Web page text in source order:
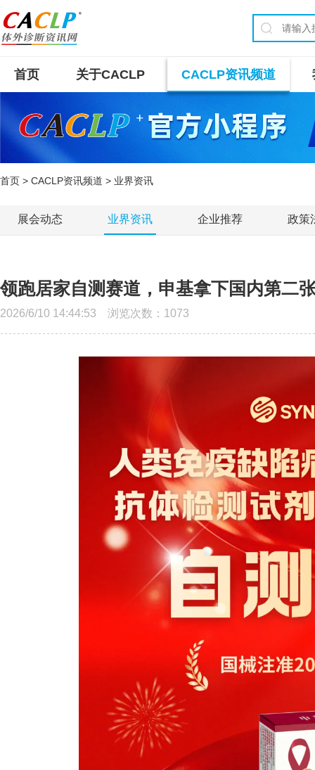
首页 关于CACLP CACLP资讯频道
首页 > CACLP资讯频道 > 业界资讯
展会动态 业界资讯 企业推荐 政策
领跑居家自测赛道，申基拿下国内第二
2026/6/10 14:44:53 浏览次数： 1073